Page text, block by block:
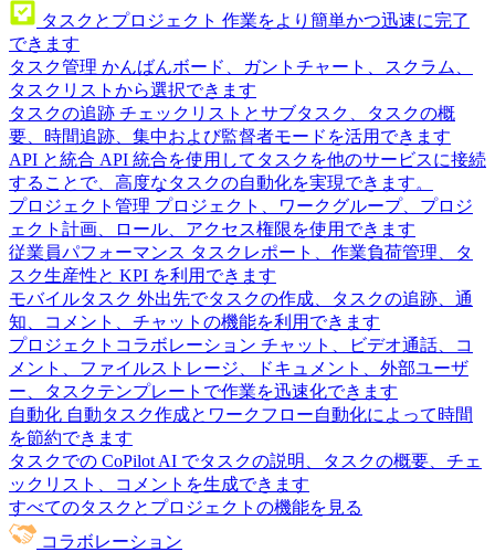
タスクとプロジェクト 作業をより簡単かつ迅速に完了
できます
タスク管理 かんばんボード、ガントチャート、スクラム、
タスクリストから選択できます
タスクの追跡 チェックリストとサブタスク、タスクの概
要、時間追跡、集中および監督者モードを活用できます
API と統合 API 統合を使用してタスクを他のサービスに接続
することで、高度なタスクの自動化を実現できます。
プロジェクト管理 プロジェクト、ワークグループ、プロジ
ェクト計画、ロール、アクセス権限を使用できます
従業員パフォーマンス タスクレポート、作業負荷管理、タ
スク生産性と KPI を利用できます
モバイルタスク 外出先でタスクの作成、タスクの追跡、通
知、コメント、チャットの機能を利用できます
プロジェクトコラボレーション チャット、ビデオ通話、コ
メント、ファイルストレージ、ドキュメント、外部ユーザ
ー、タスクテンプレートで作業を迅速化できます
自動化 自動タスク作成とワークフロー自動化によって時間
を節約できます
タスクでの CoPilot AI でタスクの説明、タスクの概要、チェ
ックリスト、コメントを生成できます
すべてのタスクとプロジェクトの機能を見る
コラボレーション